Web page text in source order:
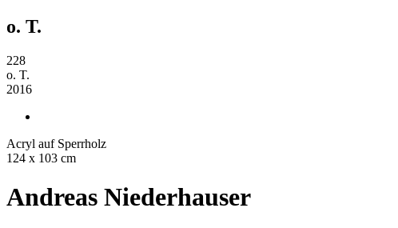
o. T.
228
o. T.
2016
Acryl auf Sperrholz
124 x 103 cm
Andreas Niederhauser